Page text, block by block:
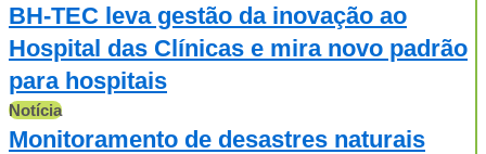
BH-TEC leva gestão da inovação ao
Hospital das Clínicas e mira novo padrão
para hospitais
Notícia
Monitoramento de desastres naturais